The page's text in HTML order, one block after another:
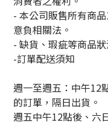
- 本公司販售所有商
意負相關法。
- 缺貨、瑕疵等商品
-訂單配送須知
週一至週五：中午12
的訂單，隔日出貨。
週五中午12點後、六